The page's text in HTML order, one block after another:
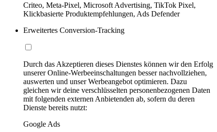
Criteo, Meta-Pixel, Microsoft Advertising, TikTok Pixel,
Klickbasierte Produktempfehlungen, Ads Defender
Erweitertes Conversion-Tracking
Durch das Akzeptieren dieses Dienstes können wir den Erfolg
unserer Online-Werbeeinschaltungen besser nachvollziehen,
auswerten und unser Werbeangebot optimieren. Dazu
gleichen wir deine verschlüsselten personenbezogenen Daten
mit folgenden externen Anbietenden ab, sofern du deren
Dienste bereits nutzt:
Google Ads